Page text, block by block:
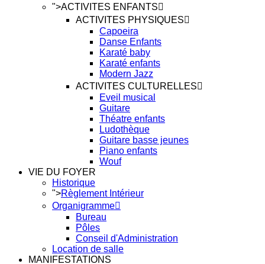
">ACTIVITES ENFANTS
ACTIVITES PHYSIQUES
Capoeira
Danse Enfants
Karaté baby
Karaté enfants
Modern Jazz
ACTIVITES CULTURELLES
Eveil musical
Guitare
Théatre enfants
Ludothèque
Guitare basse jeunes
Piano enfants
Wouf
VIE DU FOYER
Historique
">Règlement Intérieur
Organigramme
Bureau
Pôles
Conseil d'Administration
Location de salle
MANIFESTATIONS